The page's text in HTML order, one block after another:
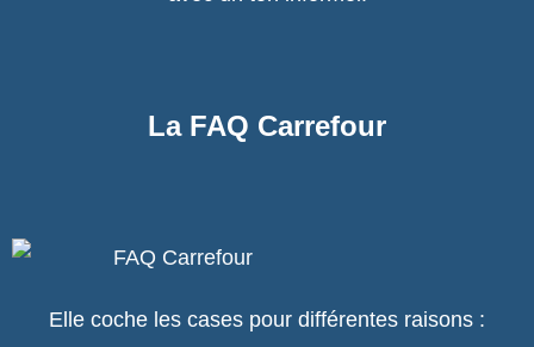
La FAQ Carrefour
Elle coche les cases pour différentes raisons :